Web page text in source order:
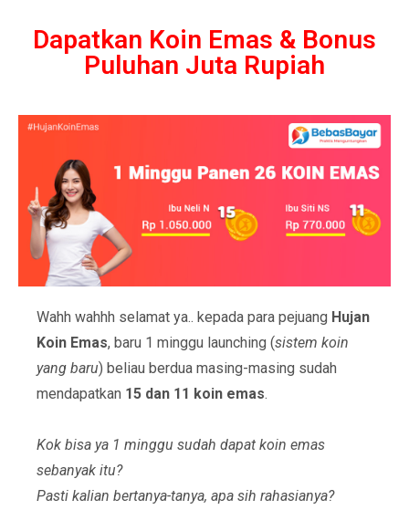
Dapatkan Koin Emas & Bonus
Puluhan Juta Rupiah
Wahh wahhh selamat ya.. kepada para pejuang Hujan
Koin Emas, baru 1 minggu launching (sistem koin
yang baru) beliau berdua masing-masing sudah
mendapatkan 15 dan 11 koin emas.
Kok bisa ya 1 minggu sudah dapat koin emas
sebanyak itu?
Pasti kalian bertanya-tanya, apa sih rahasianya?